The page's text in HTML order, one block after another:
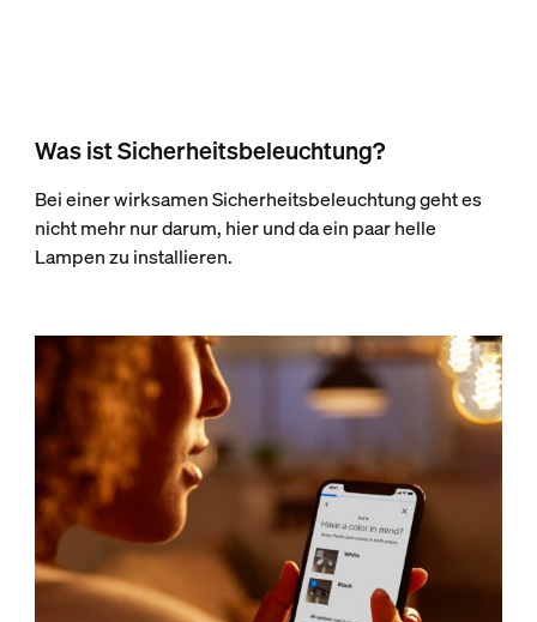
Was ist Sicherheitsbeleuchtung?
Bei einer wirksamen Sicherheitsbeleuchtung geht es
nicht mehr nur darum, hier und da ein paar helle
Lampen zu installieren.